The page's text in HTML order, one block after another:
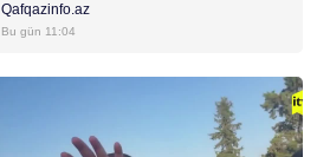
Qafqazinfo.az
Bu gün 11:04